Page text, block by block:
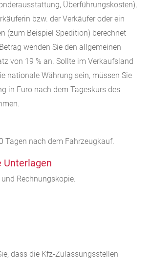
Überführungskosten),
bzw. der Verkäufer oder ein
(zum Beispiel Spedition) berechnet
wenden Sie den allgemeinen
von 19 % an. Sollte im Verkaufsland
nationale Währung sein, müssen Sie
in Euro nach dem Tageskurs des
Tagen nach dem Fahrzeugkauf.
Unterlagen
Rechnungskopie.
dass die Kfz-Zulassungsstellen